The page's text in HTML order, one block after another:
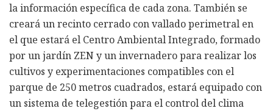
la información específica de cada zona. También se
creará un recinto cerrado con vallado perimetral en
el que estará el Centro Ambiental Integrado, formado
por un jardín ZEN y un invernadero para realizar los
cultivos y experimentaciones compatibles con el
parque de 250 metros cuadrados, estará equipado con
un sistema de telegestión para el control del clima